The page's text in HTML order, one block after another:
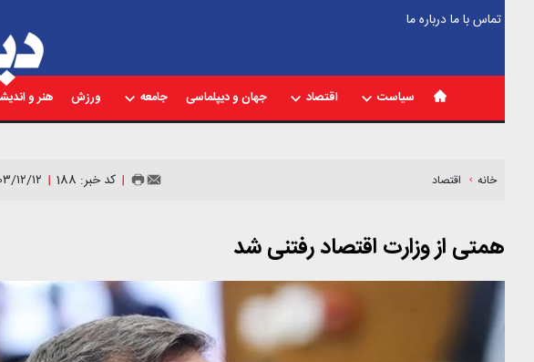
تماس با مادرباره ما
سیاست اقتصاد جهان و دیپلماسی جامعه ورزش هنر و
خانه اقتصاد کد خبر: 188 ۱۴۰۳/۱۲/۱۲
همتی از وزارت اقتصاد رفتنی شد